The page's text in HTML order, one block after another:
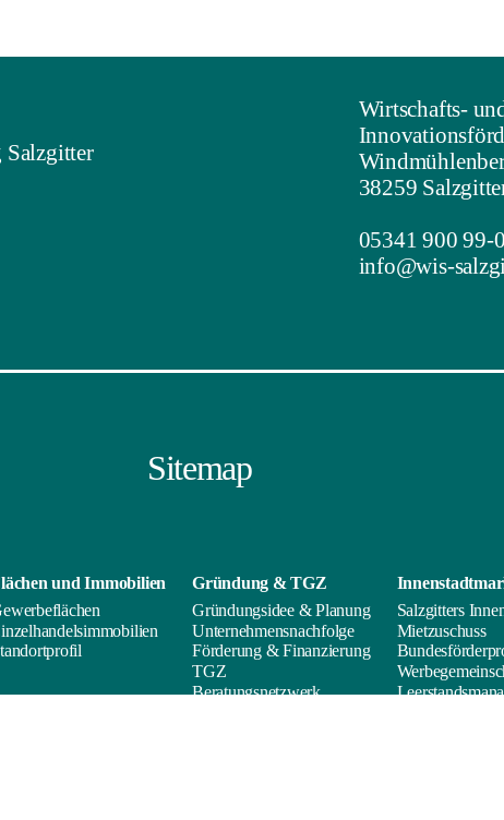
Wirtschafts-
38259
05341 900 99-0
info@wis-
Sitemap
undImmobilien
Gründung & TGZ
Gründungsidee & Planung
Unternehmensnachfolge
Förderung & Finanzierung
TGZ
Beratungsnetzwerk
Salzgitters
Mietzuschuss